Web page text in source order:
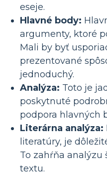
eseje.
Hlavné body:
argumenty, ktoré
Mali by byť
prezentované
jednoduchý.
Analýza: Toto je
poskytnuté
podpora hlavných
Literárna analýza:
literatúry, je
To zahŕňa analýzu
textu.